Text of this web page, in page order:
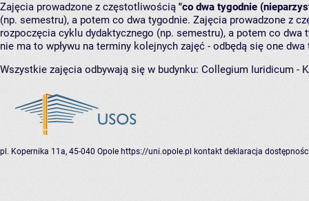
Zajęcia prowadzone z częstotliwością "co dwa tygodnie
(np. semestru), a potem co dwa tygodnie. Zajęcia prowadzone z
rozpoczęcia cyklu dydaktycznego (np. semestru), a potem co
nie ma to wpływu na terminy kolejnych zajęć - odbędą się one
Wszystkie zajęcia odbywają się w budynku: Collegium Iuridicum -
pl. Kopernika 11a, 45-040 Opole https://uni.opole.pl kontakt deklaracja